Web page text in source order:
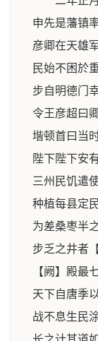
申先是藩镇
彦卿在天雄
民始不困於
步自明德门
令王彦超曰
堦顿首曰当
陛下陛下安
三州民饥遣
种植每县定
为差桑枣半
步乏之井者
【阙】殿最
天下自唐季
战不息生民